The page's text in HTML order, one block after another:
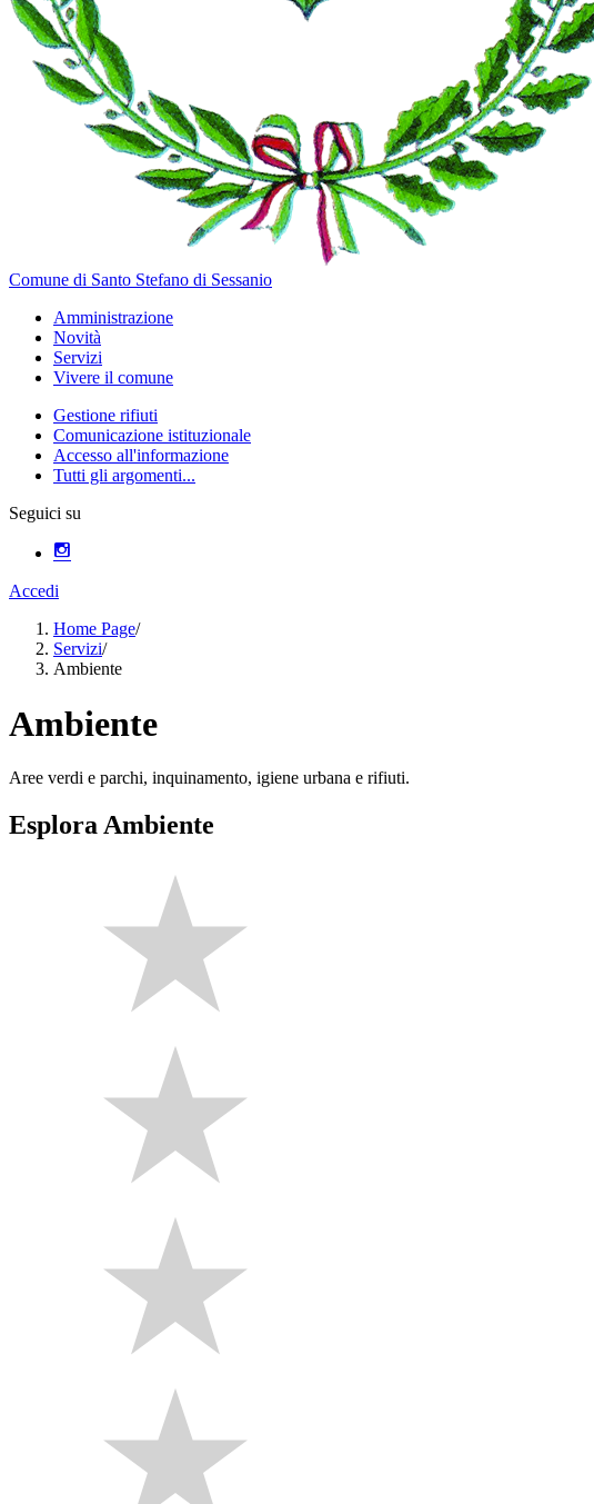
Comune di Santo Stefano di Sessanio
Amministrazione
Novità
Servizi
Vivere il comune
Gestione rifiuti
Comunicazione istituzionale
Accesso all'informazione
Tutti gli argomenti...
Seguici su
Accedi
Home Page/
Servizi/
Ambiente
Ambiente
Aree verdi e parchi, inquinamento, igiene urbana e rifiuti.
Esplora Ambiente